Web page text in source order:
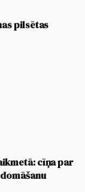
pilsētas
cīņa par